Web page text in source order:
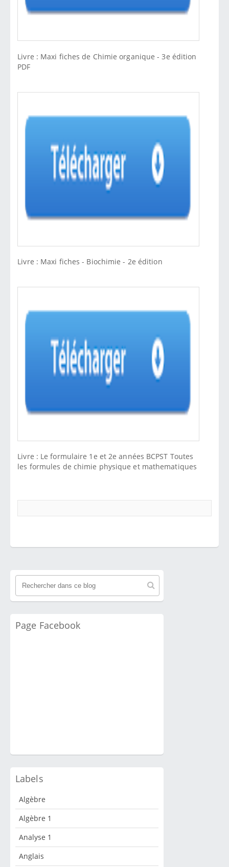
Livre : Maxi fiches de Chimie organique - 3e édition
PDF
Livre : Maxi fiches - Biochimie - 2e édition
Livre : Le formulaire 1e et 2e années BCPST Toutes
les formules de chimie physique et mathematiques
Page Facebook
Labels
Algèbre
Algèbre 1
Analyse 1
Anglais